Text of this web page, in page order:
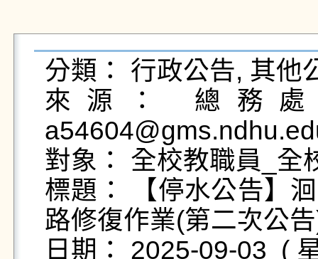
分類： 行政公告, 其他
來源： 總務
對象： 全校教職員_全
標題： 【停水公告】
路修復作業(第二次公